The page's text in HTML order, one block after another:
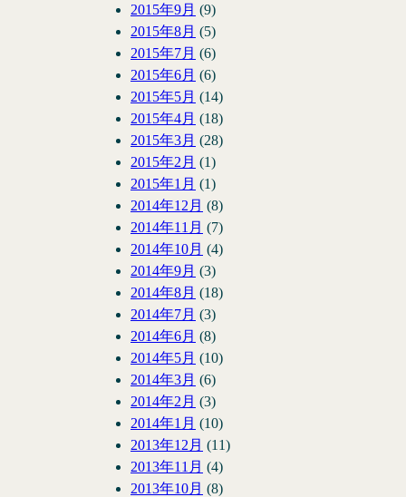
2015年9月 (9)
2015年8月 (5)
2015年7月 (6)
2015年6月 (6)
2015年5月 (14)
2015年4月 (18)
2015年3月 (28)
2015年2月 (1)
2015年1月 (1)
2014年12月 (8)
2014年11月 (7)
2014年10月 (4)
2014年9月 (3)
2014年8月 (18)
2014年7月 (3)
2014年6月 (8)
2014年5月 (10)
2014年3月 (6)
2014年2月 (3)
2014年1月 (10)
2013年12月 (11)
2013年11月 (4)
2013年10月 (8)